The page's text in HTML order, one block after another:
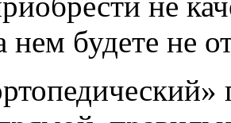
нем будете не